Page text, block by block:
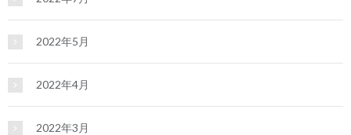
2022年5月
2022年4月
2022年3月